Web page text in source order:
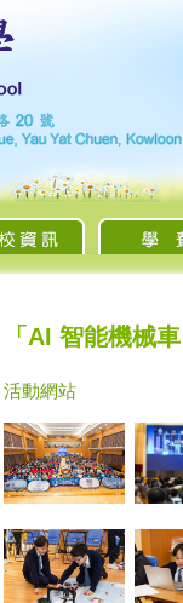
「AI 智能機械
活動網站